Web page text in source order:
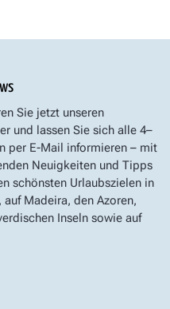
Sie jetzt unseren
und lassen Sie sich alle 4–
per E-Mail informieren – mit
Neuigkeiten und Tipps
schönsten Urlaubszielen in
auf Madeira, den Azoren,
Inseln sowie auf